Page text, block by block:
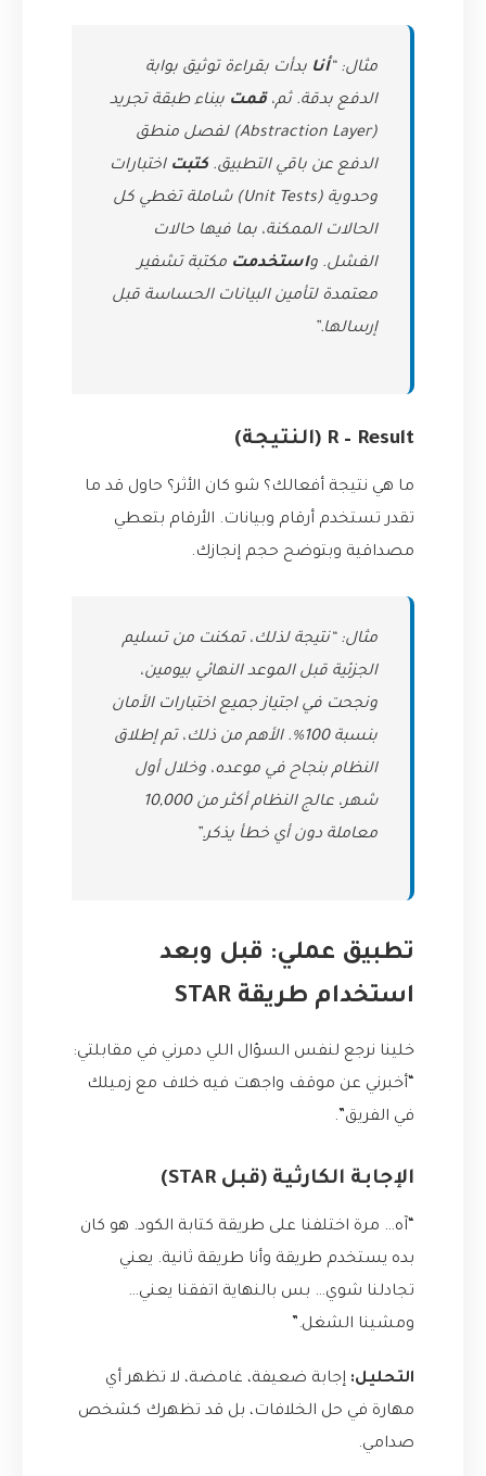
مثال: “أنا بدأت بقراءة توثيق بوابة
الدفع بدقة. ثم، قمت ببناء طبقة تجريد
(Abstraction Layer) لفصل منطق
الدفع عن باقي التطبيق. كتبت اختبارات
وحدوية (Unit Tests) شاملة تغطي كل
الحالات الممكنة، بما فيها حالات
الفشل. واستخدمت مكتبة تشفير
معتمدة لتأمين البيانات الحساسة قبل
إرسالها.”
R – Result (النتيجة)
ما هي نتيجة أفعالك؟ شو كان الأثر؟ حاول قد ما
تقدر تستخدم أرقام وبيانات. الأرقام بتعطي
مصداقية وبتوضح حجم إنجازك.
مثال: “نتيجة لذلك، تمكنت من تسليم
الجزئية قبل الموعد النهائي بيومين،
ونجحت في اجتياز جميع اختبارات الأمان
بنسبة 100%. الأهم من ذلك، تم إطلاق
النظام بنجاح في موعده، وخلال أول
شهر، عالج النظام أكثر من 10,000
معاملة دون أي خطأ يذكر.”
تطبيق عملي: قبل وبعد
استخدام طريقة STAR
خلينا نرجع لنفس السؤال اللي دمرني في مقابلتي:
“أخبرني عن موقف واجهت فيه خلاف مع زميلك
في الفريق”.
الإجابة الكارثية (قبل STAR)
“آه… مرة اختلفنا على طريقة كتابة الكود. هو كان
بده يستخدم طريقة وأنا طريقة ثانية. يعني
تجادلنا شوي… بس بالنهاية اتفقنا يعني…
ومشينا الشغل.”
التحليل: إجابة ضعيفة، غامضة، لا تظهر أي
مهارة في حل الخلافات، بل قد تظهرك كشخص
صدامي.